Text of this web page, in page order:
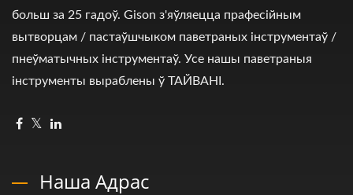
больш за 25 гадоў. Gison з'яўляецца прафесійным
вытворцам / пастаўшчыком паветраных інструментаў /
пнеўматычных інструментаў. Усе нашы паветраныя
інструменты выраблены ў ТАЙВАНІ.
Наша Адрас